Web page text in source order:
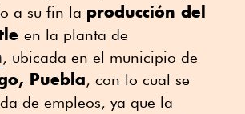
a su fin la producción del
en la planta de
, ubicada en el municipio de
Puebla, con lo cual se
de empleos, ya que la